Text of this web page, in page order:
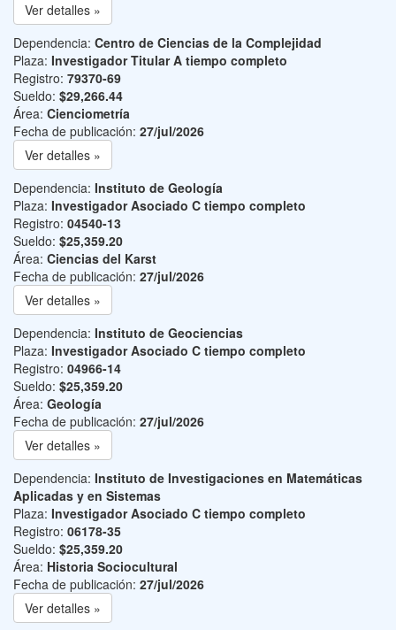
Ver detalles »
Dependencia: Centro de Ciencias de la Complejidad
Plaza: Investigador Titular A tiempo completo
Registro: 79370-69
Sueldo: $29,266.44
Área: Cienciometría
Fecha de publicación: 27/jul/2026
Ver detalles »
Dependencia: Instituto de Geología
Plaza: Investigador Asociado C tiempo completo
Registro: 04540-13
Sueldo: $25,359.20
Área: Ciencias del Karst
Fecha de publicación: 27/jul/2026
Ver detalles »
Dependencia: Instituto de Geociencias
Plaza: Investigador Asociado C tiempo completo
Registro: 04966-14
Sueldo: $25,359.20
Área: Geología
Fecha de publicación: 27/jul/2026
Ver detalles »
Dependencia: Instituto de Investigaciones en Matemáticas
Aplicadas y en Sistemas
Plaza: Investigador Asociado C tiempo completo
Registro: 06178-35
Sueldo: $25,359.20
Área: Historia Sociocultural
Fecha de publicación: 27/jul/2026
Ver detalles »